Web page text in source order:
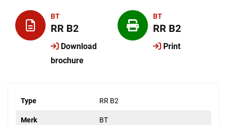
BT
RR B2
Download
brochure
BT
RR B2
Print
Type RR B2
Merk BT